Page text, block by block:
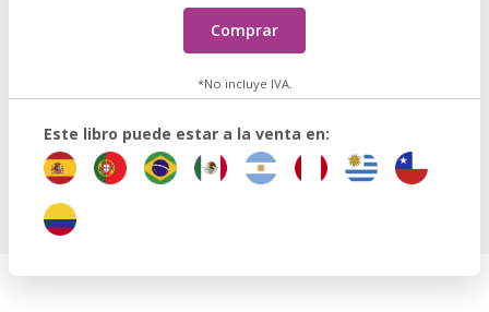
Comprar
*No incluye IVA.
Este libro puede estar a la venta en: